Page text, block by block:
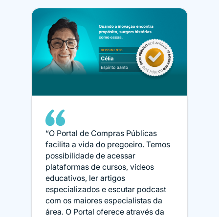
“O Portal de Compras Públicas
facilita a vida do pregoeiro. Temos
possibilidade de acessar
plataformas de cursos, vídeos
educativos, ler artigos
especializados e escutar podcast
com os maiores especialistas da
área. O Portal oferece através da